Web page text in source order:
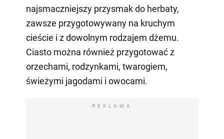
najsmaczniejszy przysmak do herbaty,
zawsze przygotowywany na kruchym
cieście i z dowolnym rodzajem dżemu.
Ciasto można również przygotować z
orzechami, rodzynkami, twarogiem,
świeżymi jagodami i owocami.
REKLAMA